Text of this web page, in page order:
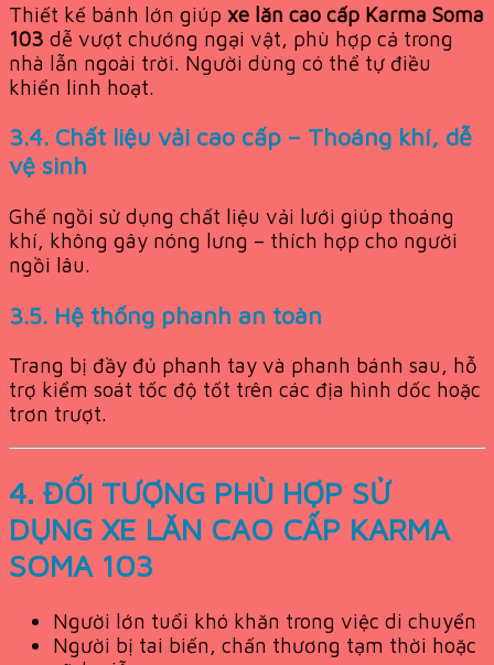
Thiết kế bánh lớn giúp xe lăn cao cấp Karma Soma
103 dễ vượt chướng ngại vật, phù hợp cả trong
nhà lẫn ngoài trời. Người dùng có thể tự điều
khiển linh hoạt.
3.4. Chất liệu vải cao cấp – Thoáng khí, dễ
vệ sinh
Ghế ngồi sử dụng chất liệu vải lưới giúp thoáng
khí, không gây nóng lưng – thích hợp cho người
ngồi lâu.
3.5. Hệ thống phanh an toàn
Trang bị đầy đủ phanh tay và phanh bánh sau, hỗ
trợ kiểm soát tốc độ tốt trên các địa hình dốc hoặc
trơn trượt.
4. ĐỐI TƯỢNG PHÙ HỢP SỬ
DỤNG XE LĂN CAO CẤP KARMA
SOMA 103
Người lớn tuổi khó khăn trong việc di chuyển
Người bị tai biến, chấn thương tạm thời hoặc